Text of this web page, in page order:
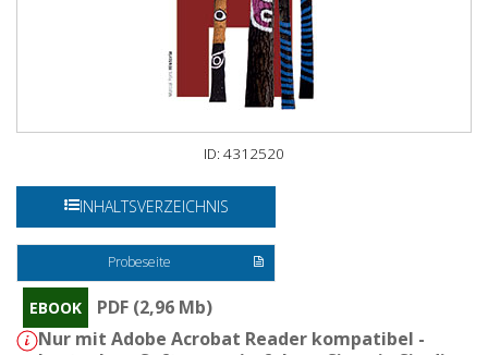
ID: 4312520
INHALTSVERZEICHNIS
Probeseite
EBOOK
PDF (2,96 Mb)
Nur mit Adobe Acrobat Reader kompatibel -